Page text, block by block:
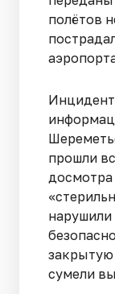
полётов
прошли
нарушили
сумели